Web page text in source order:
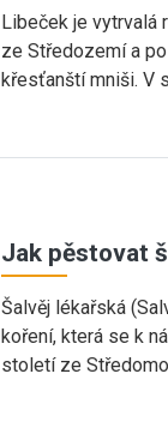
Libeček je vytrvalá
ze Středozemí a
křesťanští mniši. V
Jak pěstovat
Šalvěj lékařská
koření, která se k
století ze